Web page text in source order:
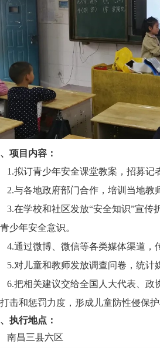
项目内容：
1.拟订青少年安全课堂教案，招募记
2.与各地政府部门合作，培训当地教
3.在学校和社区发放“安全知识”宣
少年安全意识。
4.通过微博、微信等各类媒体渠道，
5.对儿童和教师发放调查问卷，统计
6.把相关建议交给全国人大代表、
击和惩罚力度，形成儿童防性侵保护
执行地点：
南昌三县六区